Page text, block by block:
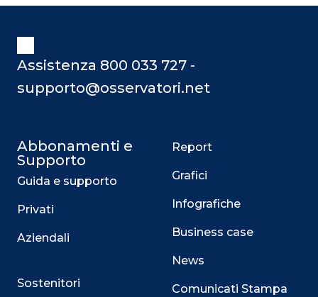
Assistenza 800 033 727 -
supporto@osservatori.net
Abbonamenti e
Supporto
Guida e supporto
Privati
Aziendali
Sostenitori
Report
Grafici
Infografiche
Business case
News
Comunicati Stampa